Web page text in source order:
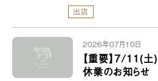
出店
2026年07月10日
【重要】7/11(土
休業のお知らせ